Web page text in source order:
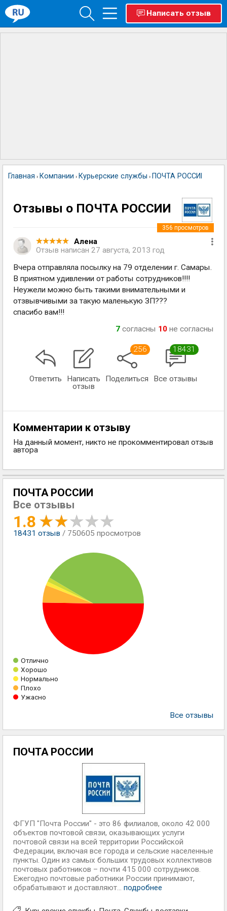
Написать отзыв
Главная › Компании › Курьерские службы › ПОЧТА РОССИИ
Отзывы о ПОЧТА РОССИИ
Алена
Отзыв написан 27 августа, 2013 год
356 просмотров
Вчера отправляла посылку на 79 отделении г. Самары.
В приятном удивлении от работы сотрудников!!!!
Неужели можно быть такими внимательными и
отзвывчивыми за такую маленькую ЗП???
спасибо вам!!!
7 согласны 10 не согласны
Ответить
Написать
отзыв
256
Поделиться
18431
Все отзывы
Комментарии к отзыву
На данный момент, никто не прокомментировал отзыв
автора
ПОЧТА РОССИИ
Все отзывы
1.8
18431 отзыв / 750605 просмотров
Отлично
Хорошо
Нормально
Плохо
Ужасно
Все отзывы
ПОЧТА РОССИИ
ФГУП "Почта России" - это 86 филиалов, около 42 000
объектов почтовой связи, оказывающих услуги
почтовой связи на всей территории Российской
Федерации, включая все города и сельские населенные
пункты. Один из самых больших трудовых коллективов
почтовых работников – почти 415 000 сотрудников.
Ежегодно почтовые работники России принимают,
обрабатывают и доставляют... подробнее